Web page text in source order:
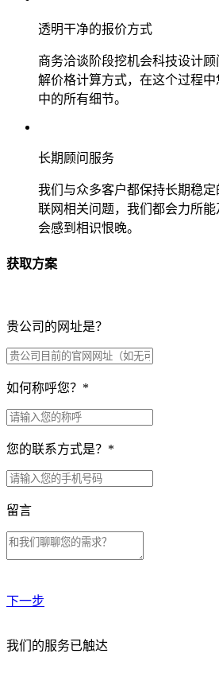
透明干净的报价方式
商务洽谈阶段挖机会科技设计
解价格计算方式，在这个过程
中的所有细节。
长期顾问服务
我们与众多客户都保持长期稳
联网相关问题，我们都会力所
会感到相识恨晚。
获取方案
贵公司的网址是？
如何称呼您？ *
您的联系方式是？ *
留言
下一步
贵公司预算范围是？
我们的服务已触达